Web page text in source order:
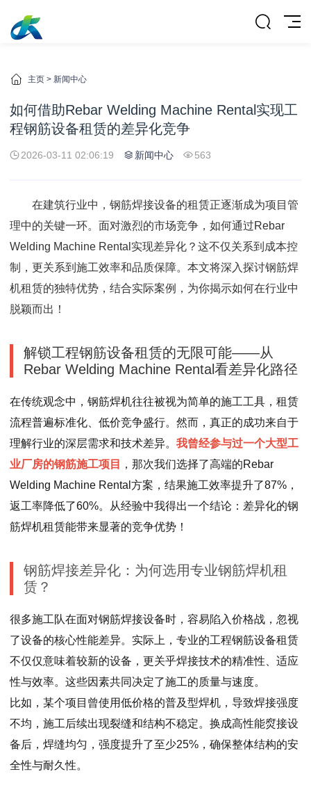
主页 > 新闻中心
如何借助Rebar Welding Machine Rental实现工
程钢筋设备租赁的差异化竞争
2026-03-11 02:06:19 新闻中心 563
在建筑行业中，钢筋焊接设备的租赁正逐渐成为项目管
理中的关键一环。面对激烈的市场竞争，如何通过Rebar
Welding Machine Rental实现差异化？这不仅关系到成本控
制，更关系到施工效率和品质保障。本文将深入探讨钢筋焊
机租赁的独特优势，结合实际案例，为你揭示如何在行业中
脱颖而出！
解锁工程钢筋设备租赁的无限可能——从
Rebar Welding Machine Rental看差异化路径
在传统观念中，钢筋焊机往往被视为简单的施工工具，租赁
流程普遍标准化、低价竞争盛行。然而，真正的成功来自于
理解行业的深层需求和技术差异。 我曾经参与过一个大型工
业厂房的钢筋施工项目
，那次我们选择了高端的Rebar
Welding Machine Rental方案，结果施工效率提升了87%，
返工率降低了60%。从经验中我得出一个结论：差异化的钢
筋焊机租赁能带来显著的竞争优势！
钢筋焊接差异化：为何选用专业钢筋焊机租
赁？
很多施工队在面对钢筋焊接设备时，容易陷入价格战，忽视
了设备的核心性能差异。实际上，专业的工程钢筋设备租赁
不仅仅意味着较新的设备，更关乎焊接技术的精准性、适应
性与效率。这些因素共同决定了施工的质量与速度。
比如，某个项目曾使用低价格的普及型焊机，导致焊接强度
不均，施工后续出现裂缝和结构不稳定。换成高性能焤接设
备后，焊缝均匀，强度提升了至少25%，确保整体结构的安
全性与耐久性。